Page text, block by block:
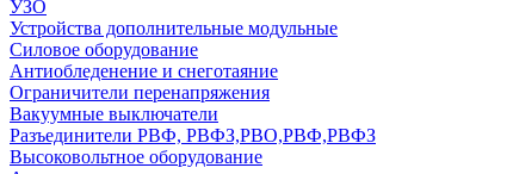
УЗО
Устройства дополнительные модульные
Силовое оборудование
Антиобледенение и снеготаяние
Ограничители перенапряжения
Вакуумные выключатели
Разъединители РВФ, РВФЗ,РВО,РВФ,РВФЗ
Высоковольтное оборудование